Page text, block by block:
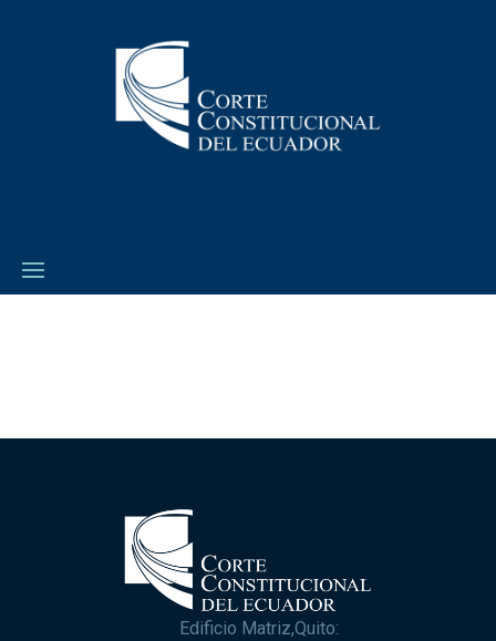
Edificio Matriz,Quito: